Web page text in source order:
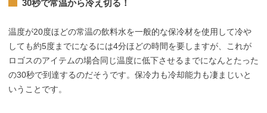
30秒で常温から冷え切る！
温度が20度ほどの常温の飲料水を一般的な保冷材を使用して冷や
しても約5度までになるには4分ほどの時間を要しますが、これが
ロゴスのアイテムの場合同じ温度に低下させるまでになんとたった
の30秒で到達するのだそうです。保冷力も冷却能力も凄まじいと
いうことです。